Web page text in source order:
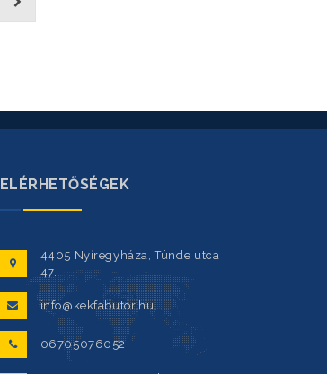
ELÉRHETŐSÉGEK
4405 Nyíregyháza, Tünde utca
47.
info@kekfabutor.hu
06705076052